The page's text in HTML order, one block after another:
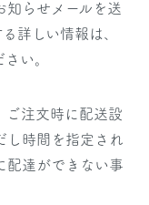
知らせメールを送
詳しい情報は、
い。
ご注文時に配送設
し時間を指定され
配達ができない事